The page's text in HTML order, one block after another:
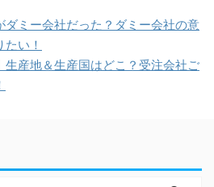
ダミー会社だった？ダミー会社の意
い！
生産地＆生産国はどこ？受注会社ご